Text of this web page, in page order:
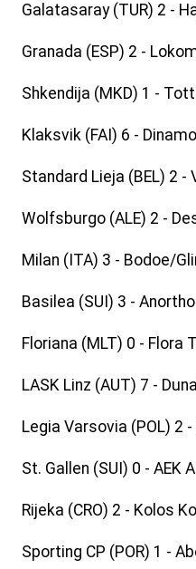
Galatasaray (TUR) 2 -
Granada (ESP) 2 -
Shkendija (MKD) 1 -
Klaksvik (FAI) 6 -
Standard Lieja (BEL) 2 -
Wolfsburgo (ALE) 2 -
Milan (ITA) 3 - Bodoe/
Basilea (SUI) 3 -
Floriana (MLT) 0 - Flora
LASK Linz (AUT) 7 -
Legia Varsovia (POL) 2
St. Gallen (SUI) 0 - AEK
Rijeka (CRO) 2 - Kolos
Sporting CP (POR) 1 -